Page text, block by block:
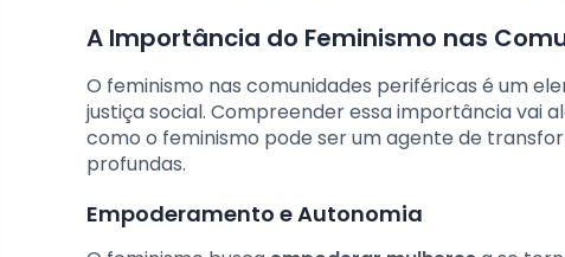
A Importância do Feminismo nas
O feminismo nas comunidades periféricas é um
justiça social. Compreender essa importância
como o feminismo pode ser um agente de
profundas.
Empoderamento e Autonomia